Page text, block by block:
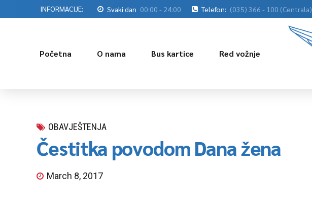
INFORMACIJE: Svaki dan 00:00 - 24:00 Telefon: (035) 366 - 100 (Centrala)
Početna O nama Bus kartice Red vožnje
OBAVJEŠTENJA
Čestitka povodom Dana žena
March 8, 2017